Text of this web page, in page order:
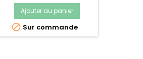
Ajouter au panier
 Sur commande